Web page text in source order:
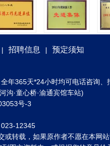
| 招聘信息 | 预定须知
年365天*24小时均可电话咨询、
·童心桥·渝通宾馆车站)
号-3
12345
转载，如果原作者不愿在本网